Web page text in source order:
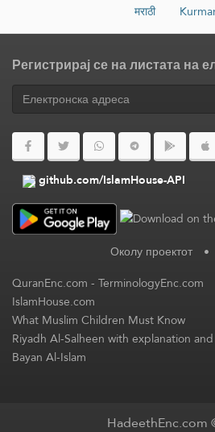
मराठी
Регистрирај се на листата на
github.com/IslamHouse-API
Околу проектот •
QuranEnc.com-TerminologyEnc.com
IslamHouse.com
What Muslim Children Must Know
Riyadh Al-Salheen with explanation
Bayan Al-Islam
HadeethEnc.com